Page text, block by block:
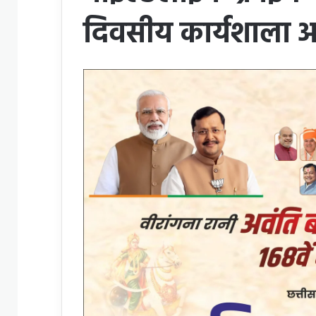
दिवसीय कार्यशाला